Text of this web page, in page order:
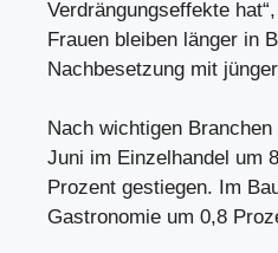
Verdrängungseffekte
Frauen bleiben länger in
Nachbesetzung mit
Nach wichtigen
Juni im Einzelhandel um
Prozent gestiegen. Im
Gastronomie um 0,8